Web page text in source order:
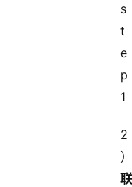
s
t
e
p
1
2
）
联